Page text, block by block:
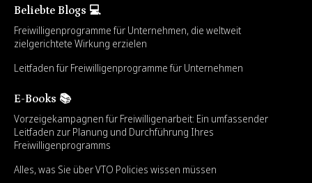
Beliebte Blogs 💻
Freiwilligenprogramme für Unternehmen, die weltweit
zielgerichtete Wirkung erzielen
Leitfaden für Freiwilligenprogramme für Unternehmen
E-Books 📚
Vorzeigekampagnen für Freiwilligenarbeit: Ein umfassender
Leitfaden zur Planung und Durchführung Ihres
Freiwilligenprogramms
Alles, was Sie über VTO Policies wissen müssen